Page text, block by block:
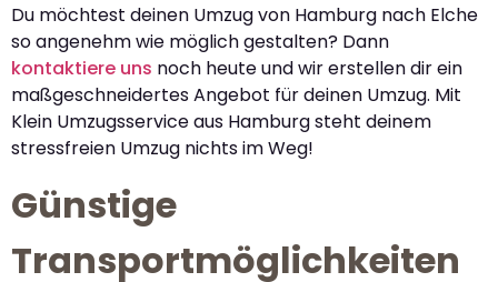
Du möchtest deinen Umzug von Hamburg nach Elche
so angenehm wie möglich gestalten? Dann
kontaktiere uns noch heute und wir erstellen dir ein
maßgeschneidertes Angebot für deinen Umzug. Mit
Klein Umzugsservice aus Hamburg steht deinem
stressfreien Umzug nichts im Weg!
Günstige
Transportmöglichkeiten